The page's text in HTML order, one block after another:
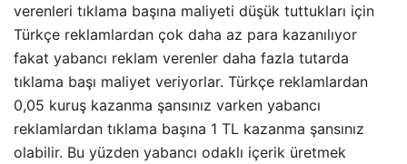
verenleri tıklama başına maliyeti düşük tuttukları için
Türkçe reklamlardan çok daha az para kazanılıyor
fakat yabancı reklam verenler daha fazla tutarda
tıklama başı maliyet veriyorlar. Türkçe reklamlardan
0,05 kuruş kazanma şansınız varken yabancı
reklamlardan tıklama başına 1 TL kazanma şansınız
olabilir. Bu yüzden yabancı odaklı içerik üretmek